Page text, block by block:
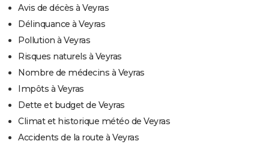
Avis de décès à Veyras
Délinquance à Veyras
Pollution à Veyras
Risques naturels à Veyras
Nombre de médecins à Veyras
Impôts à Veyras
Dette et budget de Veyras
Climat et historique météo de Veyras
Accidents de la route à Veyras